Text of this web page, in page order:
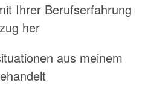
Ihrer Berufserfahrung
her
aus meinem